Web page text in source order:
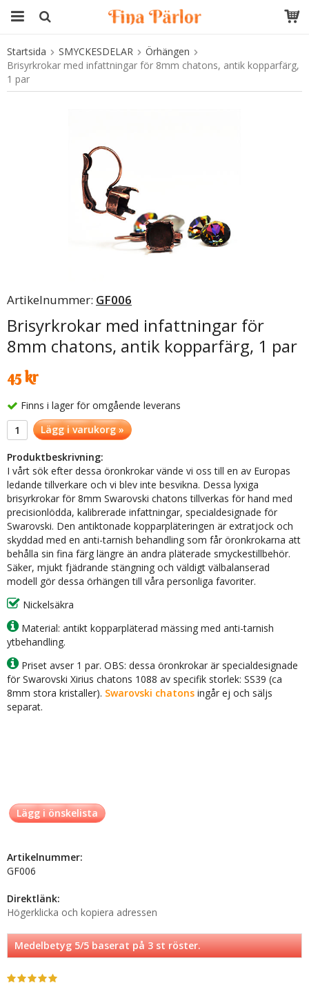
Produkten har blivit tillagd i varukorgen
Startsida SMYCKESDELAR
Örhängen
Brisyrkrokar med infattningar för 8mm chatons, antik kopparfärg,
1 par
Artikelnummer: GF006
Brisyrkrokar med infattningar för
8mm chatons, antik kopparfärg, 1 par
45 kr
Finns i lager för omgående leverans
Lägg i varukorg »
Produktbeskrivning:
I vårt sök efter dessa öronkrokar vände vi oss till en av Europas
ledande tillverkare och vi blev inte besvikna. Dessa lyxiga
brisyrkrokar för 8mm Swarovski chatons tillverkas för hand med
precisionlödda, kalibrerade infattningar, specialdesignade för
Swarovski. Den antiktonade kopparpläteringen är extratjock och
skyddad med en anti-tarnish behandling som får öronkrokarna att
behålla sin fina färg längre än andra pläterade smyckestillbehör.
Säker, mjukt fjädrande stängning och väldigt välbalanserad
modell gör dessa örhängen till våra personliga favoriter.
Nickelsäkra
Material: antikt kopparpläterad mässing med anti-tarnish
ytbehandling.
Priset avser 1 par. OBS: dessa öronkrokar är specialdesignade
för Swarovski Xirius chatons 1088 av specifik storlek: SS39 (ca
8mm stora kristaller). Swarovski chatons ingår ej och säljs
separat.
Lägg i önskelista
Artikelnummer:
GF006
Direktlänk:
Högerklicka och kopiera adressen
Medelbetyg5/5 baserat på3st röster.